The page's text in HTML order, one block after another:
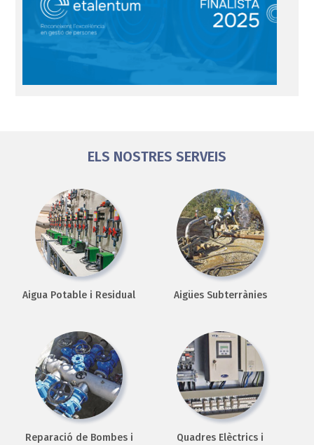
ELS NOSTRES SERVEIS
Aigua Potable i Residual Aigües Subterrànies
Reparació de Bombes i
Quadres Elèctrics i